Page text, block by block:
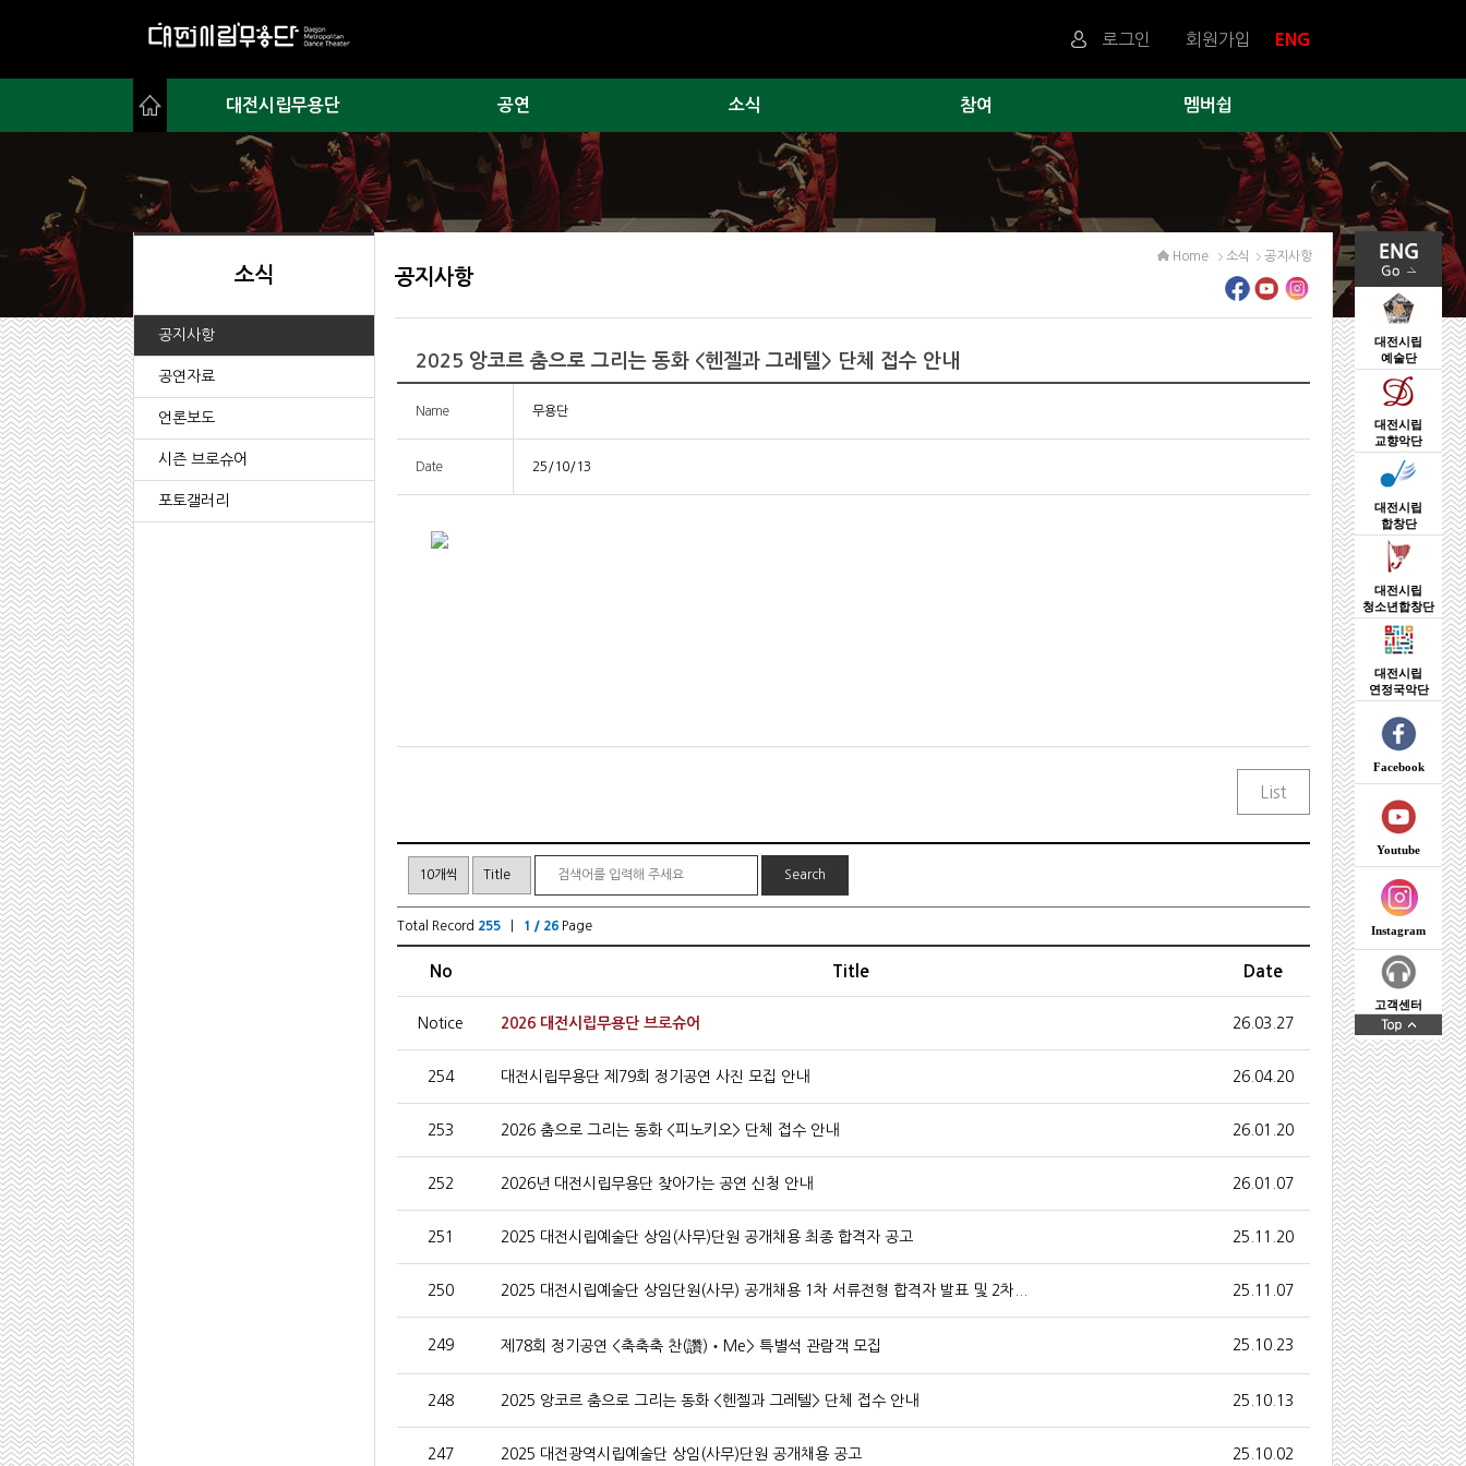
로그인 회원가입 ENG
대전시립
예술단
대전시립
교향악단
대전시립
합창단
대전시립
청소년합창단
대전시립
연정국악단
Facebook
Youtube
Instagram
고객센터
대전시립무용단 공연 소식 참여 멤버쉽
소식
공지사항
공연자료
언론보도
시즌 브로슈어
포토갤러리
공지사항
Home 소식 공지사항
2025 앙코르 춤으로 그리는 동화 <헨젤과 그레텔> 단체 접수 안내
Name 무용단
Date 25/10/13
Total Record 255 1 / 26 Page
No Title Date
Notice 2026 대전시립무용단 브로슈어 26.03.27
254 대전시립무용단 제79회 정기공연 사진 모집 안내 26.04.20
253 2026 춤으로 그리는 동화 <피노키오> 단체 접수 안내 26.01.20
252 2026년 대전시립무용단 찾아가는 공연 신청 안내 26.01.07
251 2025 대전시립예술단 상임(사무)단원 공개채용 최종 합격자 공고 25.11.20
250 2025 대전시립예술단 상임단원(사무) 공개채용 1차 서류전형 합격자 발표 및 2차... 25.11.07
249 제78회 정기공연 <축축축 찬(讚)‧Me> 특별석 관람객 모집 25.10.23
248 2025 앙코르 춤으로 그리는 동화 <헨젤과 그레텔> 단체 접수 안내 25.10.13
247 2025 대전광역시립예술단 상임(사무)단원 공개채용 공고 25.10.02